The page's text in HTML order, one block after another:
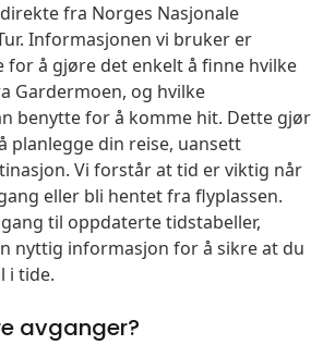
fra Norges Nasjonale
Informasjonen vi bruker er
for å gjøre det enkelt å finne hvilke
Gardermoen, og hvilke
benytte for å komme hit. Dette gjør
planlegge din reise, uansett
Vi forstår at tid er viktig når
eller bli hentet fra flyplassen.
til oppdaterte tidstabeller,
nyttig informasjon for å sikre at du
i tide.
avganger?